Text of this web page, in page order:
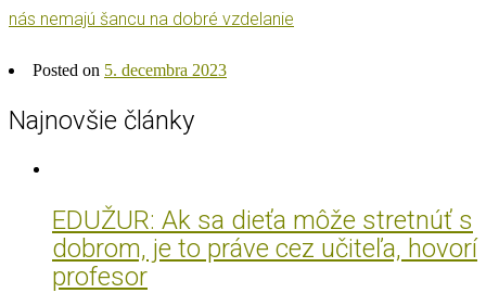
nás nemajú šancu na dobré vzdelanie
Posted on 5. decembra 2023
Najnovšie články
EDUŽUR: Ak sa dieťa môže stretnúť s
dobrom, je to práve cez učiteľa, hovorí
profesor